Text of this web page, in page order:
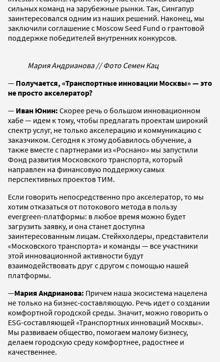
сильных команд на зарубежные рынки. Так, Сингапур
заинтересовался одним из наших решений. Наконец, мы
заключили соглашение с Moscow Seed Fund о грантовой
поддержке победителей внутренних конкурсов.
Мария Андрианова // Фото Семен Кац
— Получается, «Транспортные инновации Москвы» — это
не просто акселератор?
— Иван Юнин: Скорее речь о большом инновационном
хабе — идем к тому, чтобы предлагать проектам широкий
спектр услуг, не только акселерацию и коммуникацию с
заказчиком. Сегодня к этому добавилось обучение, а
также вместе с партнерами из «Роснано» мы запустили
Фонд развития Московского транспорта, который
направлен на финансовую поддержку самых
перспективных проектов ТИМ.
Если говорить непосредственно про акселератор, то мы
хотим отказаться от потокового метода в пользу
evergreen-платформы: в любое время можно будет
загрузить заявку, и она станет доступна
заинтересованным лицам. Стейкхолдеры, представители
«Московского транспорта» и команды — все участники
этой инновационной активности будут
взаимодействовать друг с другом с помощью нашей
платформы.
—Мария Андрианова: Причем наша экосистема нацелена
не только на бизнес-составляющую. Речь идет о создании
комфортной городской среды. Значит, можно говорить о
ESG-составляющей «Транспортных инноваций Москвы».
Мы развиваем общество, помогаем малому бизнесу,
делаем городскую среду комфортнее, радостнее и
качественнее.